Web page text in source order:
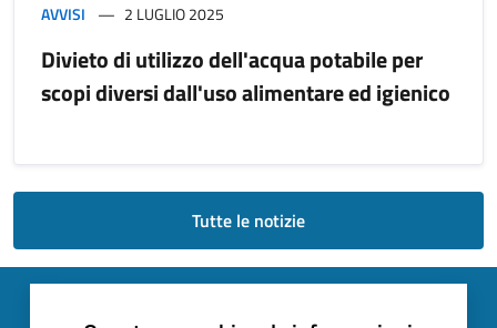
AVVISI 2 LUGLIO 2025
Divieto di utilizzo dell'acqua potabile per
scopi diversi dall'uso alimentare ed igienico
Tutte le notizie